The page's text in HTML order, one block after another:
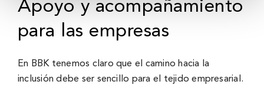
Apoyo y acompañamiento
para las empresas
En BBK tenemos claro que el camino hacia la
inclusión debe ser sencillo para el tejido empresarial.